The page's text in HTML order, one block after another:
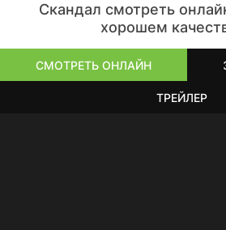
Скандал смотреть
хорошем
СМОТРЕТЬ ОНЛАЙН
ТРЕЙЛЕР